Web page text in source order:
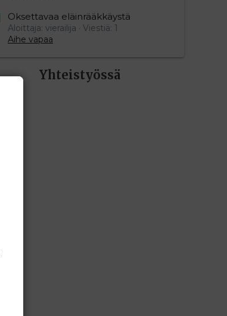
Oksettavaa eläinrääkkäystä
Aloittaja: vierailija
Viestiä: 1
Aihe vapaa
Yhteistyössä